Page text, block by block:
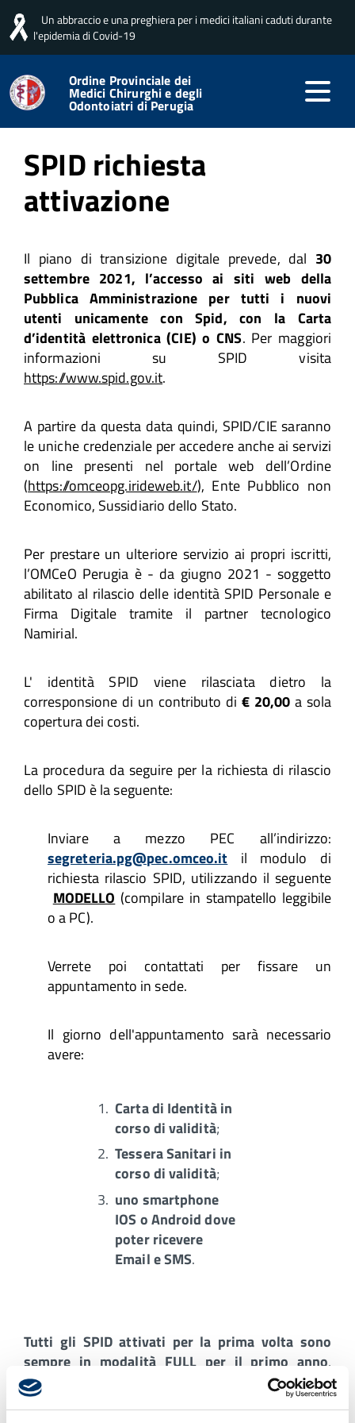
Un abbraccio e una preghiera per i medici italiani caduti durante
l'epidemia di Covid-19
Ordine Provinciale dei
Medici Chirurghi e degli
Odontoiatri di Perugia
Home Servizi per gli iscritti SPID richiesta attivazione
Pubblicato: 09 Gennaio 2024
SPID richiesta
attivazione
Il piano di transizione digitale prevede, dal 30
settembre 2021, l’accesso ai siti web della
Pubblica Amministrazione per tutti i nuovi
utenti unicamente con Spid, con la Carta
d’identità elettronica (CIE) o CNS. Per maggiori
informazioni su SPID visita
https://www.spid.gov.it.
A partire da questa data quindi, SPID/CIE saranno
le uniche credenziale per accedere anche ai servizi
on line presenti nel portale web dell’Ordine
(https://omceopg.irideweb.it/), Ente Pubblico non
Economico, Sussidiario dello Stato.
Per prestare un ulteriore servizio ai propri iscritti,
l’OMCeO Perugia è - da giugno 2021 - soggetto
abilitato al rilascio delle identità SPID Personale e
Firma Digitale tramite il partner tecnologico
Namirial.
L' identità SPID viene rilasciata dietro la
corresponsione di un contributo di€ 20,00 a sola
copertura dei costi.
La procedura da seguire per la richiesta di rilascio
dello SPID è la seguente:
Inviare a mezzo PEC all’indirizzo:
segreteria.pg@pec.omceo.it il modulo di
richiesta rilascio SPID, utilizzando il seguente
MODELLO (compilare in stampatello leggibile
o a PC).
Verrete poi contattati per fissare un
appuntamento in sede.
Il giorno dell'appuntamento sarà necessario
avere:
Carta di Identità in
corso di validità;
Tessera Sanitari in
corso di validità;
uno smartphone
IOS o Android dove
poter ricevere
Email e SMS.
Tutti gli SPID attivati per la prima volta sono
sempre in modalità FULL per il primo anno,
l'utente
(a seguito di comunicazione da parte di
Namirial a ridosso della scaenza) deciderà poise